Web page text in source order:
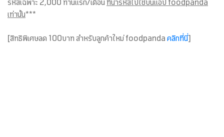
รหัสเฉพาะ 2,000 ท่านแรก/เดือนที่นำรหัสไปใช้บนแอป foodpanda
เท่านั้น***
[สิทธิพิเศษลด 100บาท สำหรับลูกค้าใหม่ foodpandaคลิกที่นี่]